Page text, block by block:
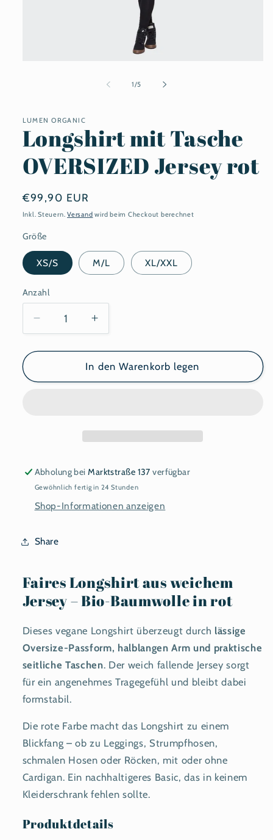
1/von
5
LUMEN ORGANIC
Longshirt mit Tasche
OVERSIZED Jersey rot
Normaler
Preis
€99,90 EUR
Inkl. Steuern.Versand wird beim Checkout berechnet
Größe
XS/S M/L XL/XXL
Anzahl
Anzahl
Verringere
die
Menge
Longshirt
Erhöhe
die
Menge
für
Longshirt
In den Warenkorb legen
Abholung beiMarktstraße 137 verfügbar
Gewöhnlich fertig in 24 Stunden
Shop-Informationen anzeigen
Share
Faires Longshirt aus weichem
Jersey – Bio-Baumwolle in rot
Dieses vegane Longshirt überzeugt durch lässige
Oversize-Passform, halblangen Arm und praktische
seitliche Taschen. Der weich fallende Jersey sorgt
für ein angenehmes Tragegefühl und bleibt dabei
formstabil.
Die rote Farbe macht das Longshirt zu einem
Blickfang – ob zu Leggings, Strumpfhosen,
schmalen Hosen oder Röcken, mit oder ohne
Cardigan. Ein nachhaltigeres Basic, das in keinem
Kleiderschrank fehlen sollte.
Produktdetails